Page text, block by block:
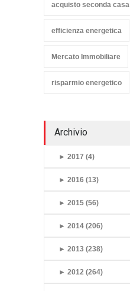
acquisto seconda casa
efficienza energetica
Mercato Immobiliare
risparmio energetico
Archivio
► 2017 (4)
► 2016 (13)
► 2015 (56)
► 2014 (206)
► 2013 (238)
► 2012 (264)